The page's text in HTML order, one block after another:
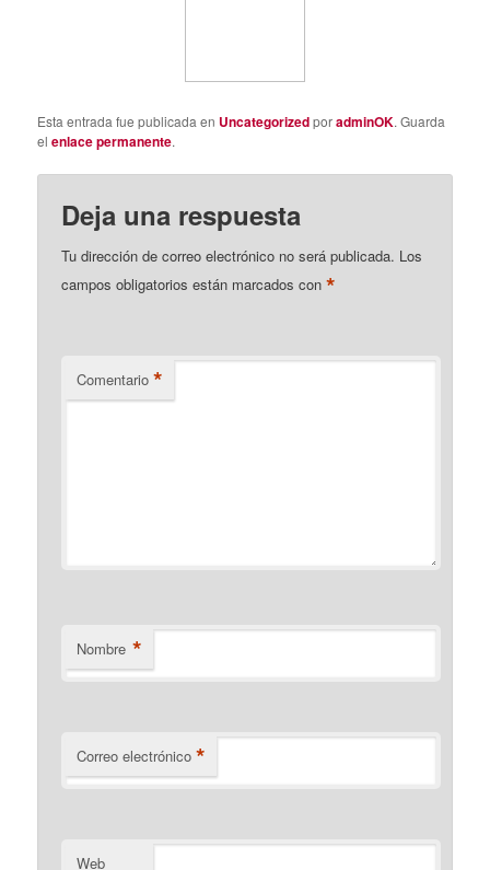
Esta entrada fue publicada en UncategorizedporadminOK. Guarda
elenlace permanente.
Deja una respuesta
Tu dirección de correo electrónico no será publicada. Los
campos obligatorios están marcados con*
Comentario *
Nombre *
Correo electrónico *
Web